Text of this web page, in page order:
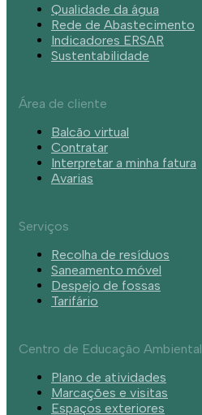
Qualidade da água
Rede de Abastecimento
Indicadores ERSAR
Sustentabilidade
Área de cliente
Balcão virtual
Contratar
Interpretar a minha fatura
Avarias
Serviços
Recolha de resíduos
Saneamento móvel
Despejo de fossas
Tarifário
Centro de Educação Ambiental
Plano de atividades
Marcações e visitas
Espaços exteriores